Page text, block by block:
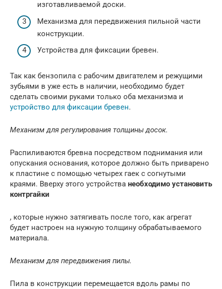
изготавливаемой доски.
Механизма для передвижения пильной части
конструкции.
Устройства для фиксации бревен.
Так как бензопила с рабочим двигателем и режущими
зубьями в уже есть в наличии, необходимо будет
сделать своими руками только оба механизма и
устройство для фиксации бревен.
Механизм для регулирования толщины досок.
Распиливаются бревна посредством поднимания или
опускания основания, которое должно быть приварено
к пластине с помощью четырех гаек с согнутыми
краями. Вверху этого устройства необходимо установить
контргайки
, которые нужно затягивать после того, как агрегат
будет настроен на нужную толщину обрабатываемого
материала.
Механизм для передвижения пилы.
Пила в конструкции перемещается вдоль рамы по